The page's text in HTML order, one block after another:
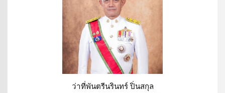
ว่าที่พันตรีนรินทร์ ปิ่นสกุล